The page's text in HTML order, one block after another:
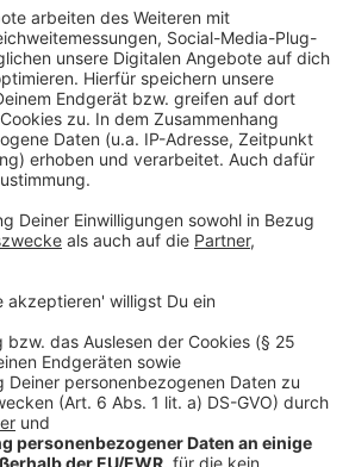
"You"
benötigen Ihre
um den YouTube
einen Service eines
um Videoinhalte
Dieser Service kann
zu Ihren Aktivitäten
Bitte lesen Sie die
und stimmen Sie der